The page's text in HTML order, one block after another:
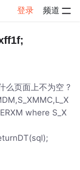
登录 频道
么页面上不为空 ?
where S_X